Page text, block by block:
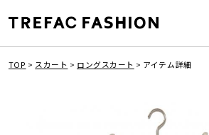
TOP > スカート > ロングスカート > アイテム詳細